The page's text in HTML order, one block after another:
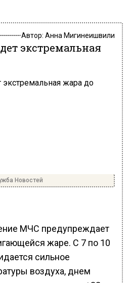
Автор: Анна Мигинеишвили
экстремальная
Новостей
МЧС предупреждает
жаре. С 7 по 10
сильное
воздуха, днем